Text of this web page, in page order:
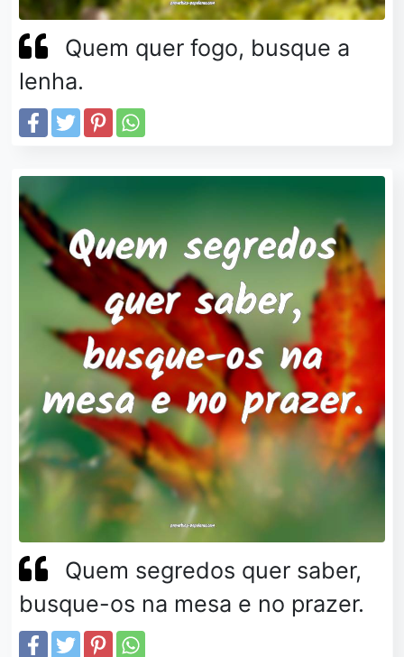
Quem quer fogo, busque a
lenha.
Quem segredos quer saber,
busque-os na mesa e no prazer.